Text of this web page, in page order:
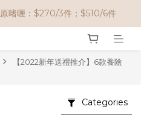
享9折；HK$1500享85折
享9折；HK$1500享85折
【2022新年送禮推介】6款養陰
Categories